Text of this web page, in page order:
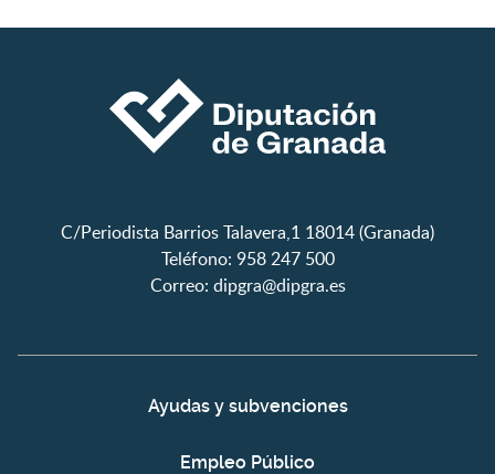
C/Periodista Barrios Talavera,1 18014 (Granada)
Teléfono: 958 247 500
Correo: dipgra@dipgra.es
Ayudas y subvenciones
Empleo Público